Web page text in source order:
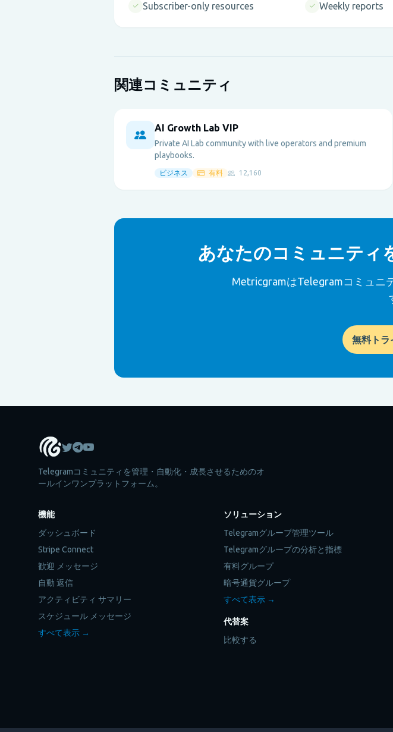
Subscriber-only resources
Weekly reports
関連コミュニティ
AI Growth Lab VIP
Private AI Lab community with live operators and premium
playbooks.
ビジネス 有料 12,160
あなたのコミュニティ
MetricgramはTelegramコミュニ
無料トラ
Telegramコミュニティを管理・自動化・成長させるためのオ
ールインワンプラットフォーム。
機能
ダッシュボード
Stripe Connect
歓迎 メッセージ
自動 返信
アクティビティ サマリー
スケジュール メッセージ
すべて表示 →
ソリューション
Telegramグループ管理ツール
Telegramグループの分析と指標
有料グループ
暗号通貨グループ
すべて表示 →
代替案
比較する